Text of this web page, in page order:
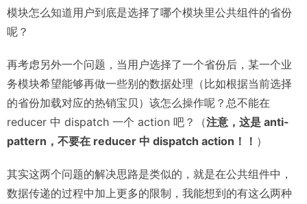
模块怎么知道用户到底是选择了哪个模块里公共组件的省份
呢？
再考虑另外一个问题，当用户选择了一个省份后，某一个业
务模块希望能够再做一些别的数据处理（比如根据当前选择
的省份加载对应的热销宝贝）该怎么操作呢？总不能在
reducer 中 dispatch 一个 action 吧？（注意，这是 anti-
pattern，不要在 reducer 中 dispatch action！！ ）
其实这两个问题的解决思路是类似的，就是在公共组件中，
数据传递的过程中加上更多的限制，我能想到的有这么两种